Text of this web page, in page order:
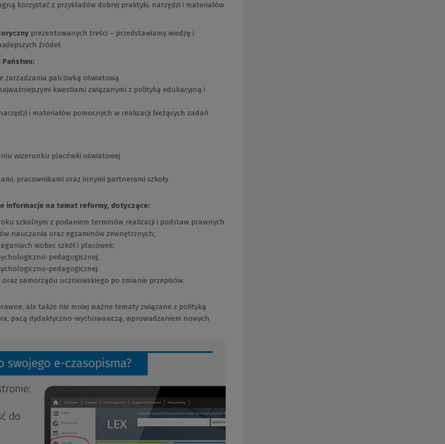
korzystać z przykładów dobrej praktyki, narzędzi i materiałów
prezentowanych treści – przedstawiamy wiedzę i
źródeł.
Państwu:
zarzadzania palcówką oświatową
kwestiami związanymi z polityką edukacyjną i
i materiałów pomocnych w realizacji bieżących zadań
wizerunku placówki oświatowej
pracownikami oraz innymi partnerami szkoły
informacje na temat reformy, dotyczące:
szkolnym z podaniem terminów realizacji i podstaw prawnych
nauczania oraz egzaminów zewnętrznych;
wobec szkół i placówek;
pedagogicznej;
pedagogicznej;
samorządu uczniowskiego po zmianie przepisów.
ale także nie mniej ważne tematy związane z polityką
pacą dydaktyczno-wychowawczą, wprowadzaniem nowych